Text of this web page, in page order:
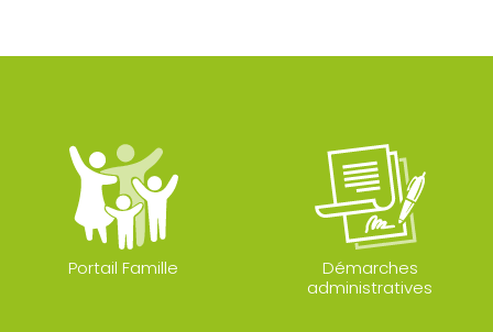
Portail Famille
Démarches
administratives